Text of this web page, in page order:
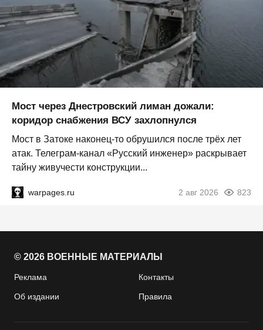
Мост через Днестровский лиман дожали:
коридор снабжения ВСУ захлопнулся
Мост в Затоке наконец-то обрушился после трёх лет
атак. Телеграм-канал «Русский инженер» раскрывает
тайну живучести конструкции...
warpages.ru 2 авг 2026 823
© 2026 ВОЕННЫЕ МАТЕРИАЛЫ
Реклама Контакты
Об издании Правила